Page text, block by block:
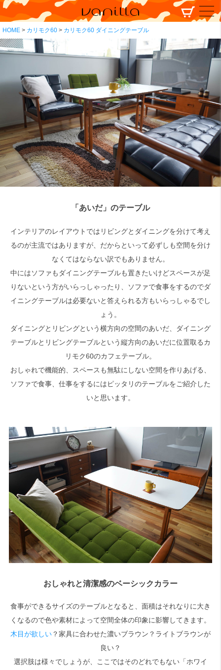
HOME カリモク60 カリモク60 ダイニングテーブル
検索
「あいだ」のテーブル
インテリアのレイアウトではリビングとダイニングを分けて考え
るのが主流ではありますが、だからといって必ずしも空間を分け
なくてはならない訳でもありません。
中にはソファもダイニングテーブルも置きたいけどスペースが足
りないという方がいらっしゃったり、ソファで食事をするのでダ
イニングテーブルは必要ないと答えられる方もいらっしゃるでし
ょう。
ダイニングとリビングという横方向の空間のあいだ、ダイニング
テーブルとリビングテーブルという縦方向のあいだに位置取るカ
リモク60のカフェテーブル。
おしゃれで機能的、スペースも無駄にしない空間を作りあげる、
ソファで食事、仕事をするにはピッタリのテーブルをご紹介した
いと思います。
おしゃれと清潔感のベーシックカラー
食事ができるサイズのテーブルとなると、面積はそれなりに大き
くなるので色や素材によって空間全体の印象に影響してきます。
木目が欲しい ？家具に合わせた濃いブラウン？ライトブラウンが
良い？
選択肢は様々でしょうが、ここではそのどれでもない「ホワイ